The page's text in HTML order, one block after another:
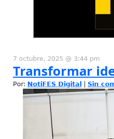
7 octubre, 2025 @ 3:44 pm
Transformar
Por: NotiFES Digital Sin